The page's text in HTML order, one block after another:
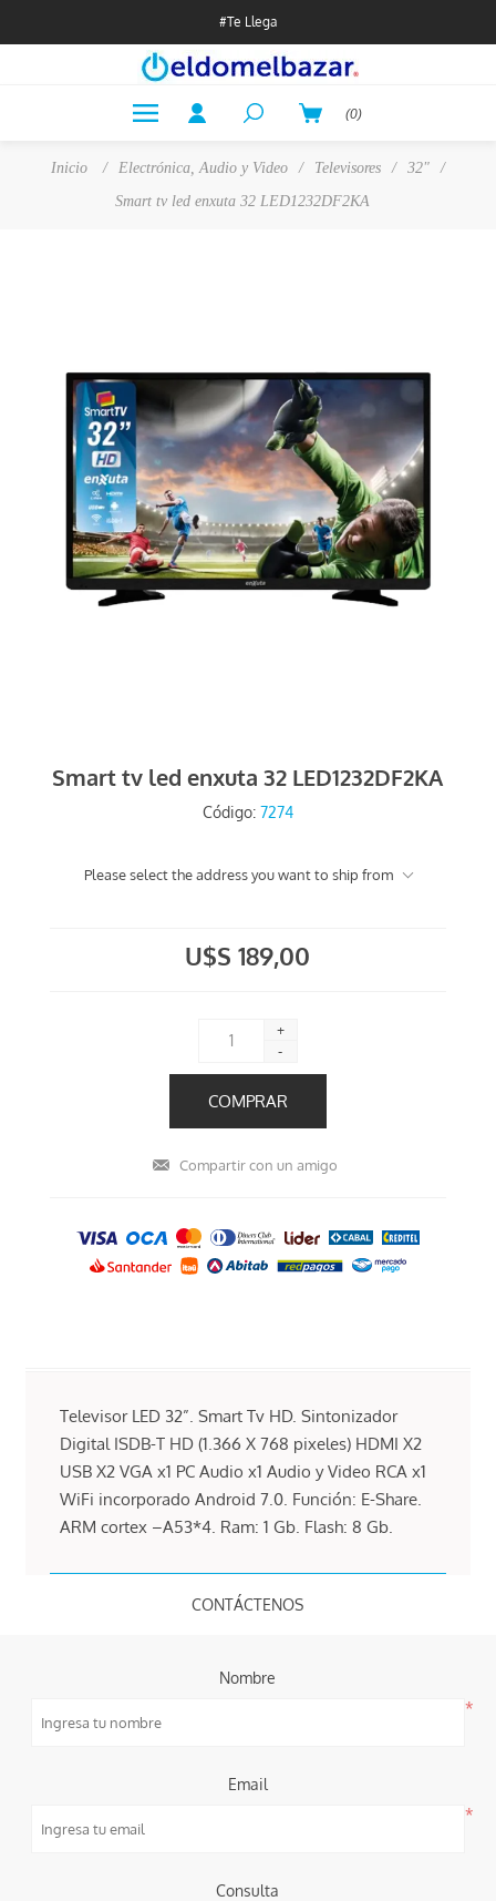
#Te Llega
(0)
Inicio / Electrónica, Audio y Video / Televisores / 32"
/
Smart tv led enxuta 32 LED1232DF2KA
Smart tv led enxuta 32 LED1232DF2KA
Código: 7274
Please select the address you want to ship from
U$S 189,00
+
-
Televisor LED 32”. Smart Tv HD. Sintonizador
Digital ISDB-T HD (1.366 X 768 pixeles) HDMI X2
USB X2 VGA x1 PC Audio x1 Audio y Video RCA x1
WiFi incorporado Android 7.0. Función: E-Share.
ARM cortex –A53*4. Ram: 1 Gb. Flash: 8 Gb.
CONTÁCTENOS
Nombre
*
Email
*
Consulta